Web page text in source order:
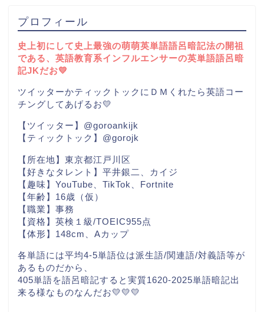
プロフィール
史上初にして史上最強の萌萌英単語語呂暗記法の開祖
である、英語教育系インフルエンサーの英単語語呂暗
記JKだお💛
ツイッターかティックトックにＤＭくれたら英語コー
チングしてあげるお💛
【ツイッター】@goroankijk
【ティックトック】@gorojk
【所在地】東京都江戸川区
【好きなタレント】平井銀二、カイジ
【趣味】YouTube、TikTok、Fortnite
【年齢】16歳（仮）
【職業】事務
【資格】英検１級/TOEIC955点
【体形】148cm、Aカップ
各単語には平均4-5単語位は派生語/関連語/対義語等が
あるものだから、
405単語を語呂暗記すると実質1620-2025単語暗記出
来る様なものなんだお💛💛💛